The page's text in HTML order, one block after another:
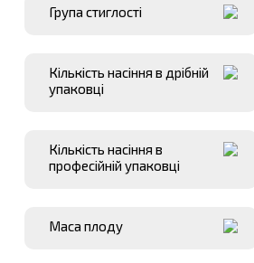
Група стиглості
Кількість насіння в дрібній
упаковці
Кількість насіння в
професійній упаковці
Маса плоду